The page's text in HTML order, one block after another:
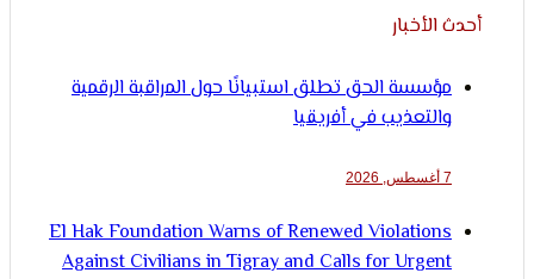
الأخبار
مؤسسة الحق تطلق استبيانًا حول المراقبة الرقمية
والتعذيب في أفريقيا
El Hak Foundation Warns of Renewed Violations
Against Civilians in Tigray and Calls for Urgent